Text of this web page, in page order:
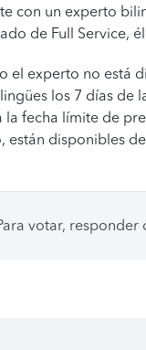
con un experto
de Full Service,
el experto no está
los 7 días de
la fecha límite de
están disponibles
votar, responder